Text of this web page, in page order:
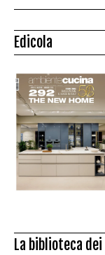
Edicola
La biblioteca